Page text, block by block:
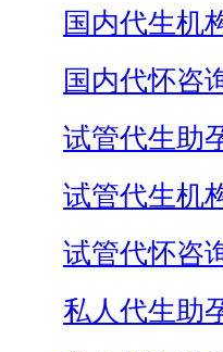
国内代生机
国内代怀咨
试管代生助
试管代生机
试管代怀咨
私人代生助